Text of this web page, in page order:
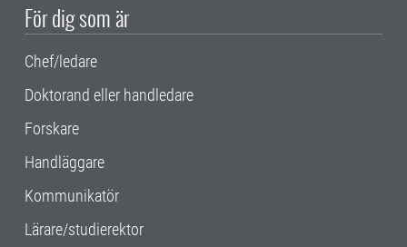
För dig som är
Chef/ledare
Doktorand eller handledare
Forskare
Handläggare
Kommunikatör
Lärare/studierektor